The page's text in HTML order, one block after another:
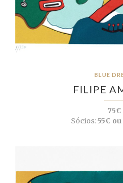
BLUE
FILIPE
75€
Sócios:55€ ou